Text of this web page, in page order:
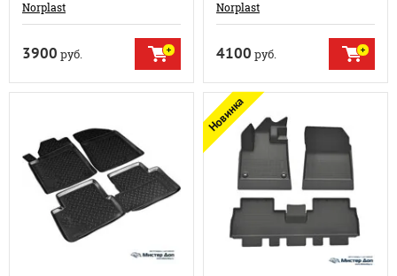
Norplast
3900 руб.
Norplast
4100 руб.
Новинка